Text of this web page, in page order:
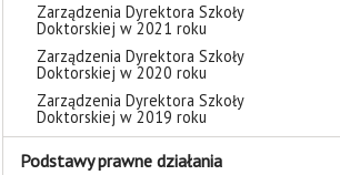
Zarządzenia Dyrektora Szkoły
Doktorskiej w 2021 roku
Zarządzenia Dyrektora Szkoły
Doktorskiej w 2020 roku
Zarządzenia Dyrektora Szkoły
Doktorskiej w 2019 roku
Podstawy prawne działania